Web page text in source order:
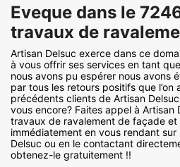
Eveque dans le
travaux de
Artisan Delsuc exerce dans ce
à vous offrir ses services en tant
nous avons pu espérer nous avons
par tous les retours positifs que
précédents clients de Artisan
vous encore? Faites appel à Artisan
travaux de ravalement de façade
immédiatement en vous rendant
Delsuc ou en le contactant
obtenez-le gratuitement !!